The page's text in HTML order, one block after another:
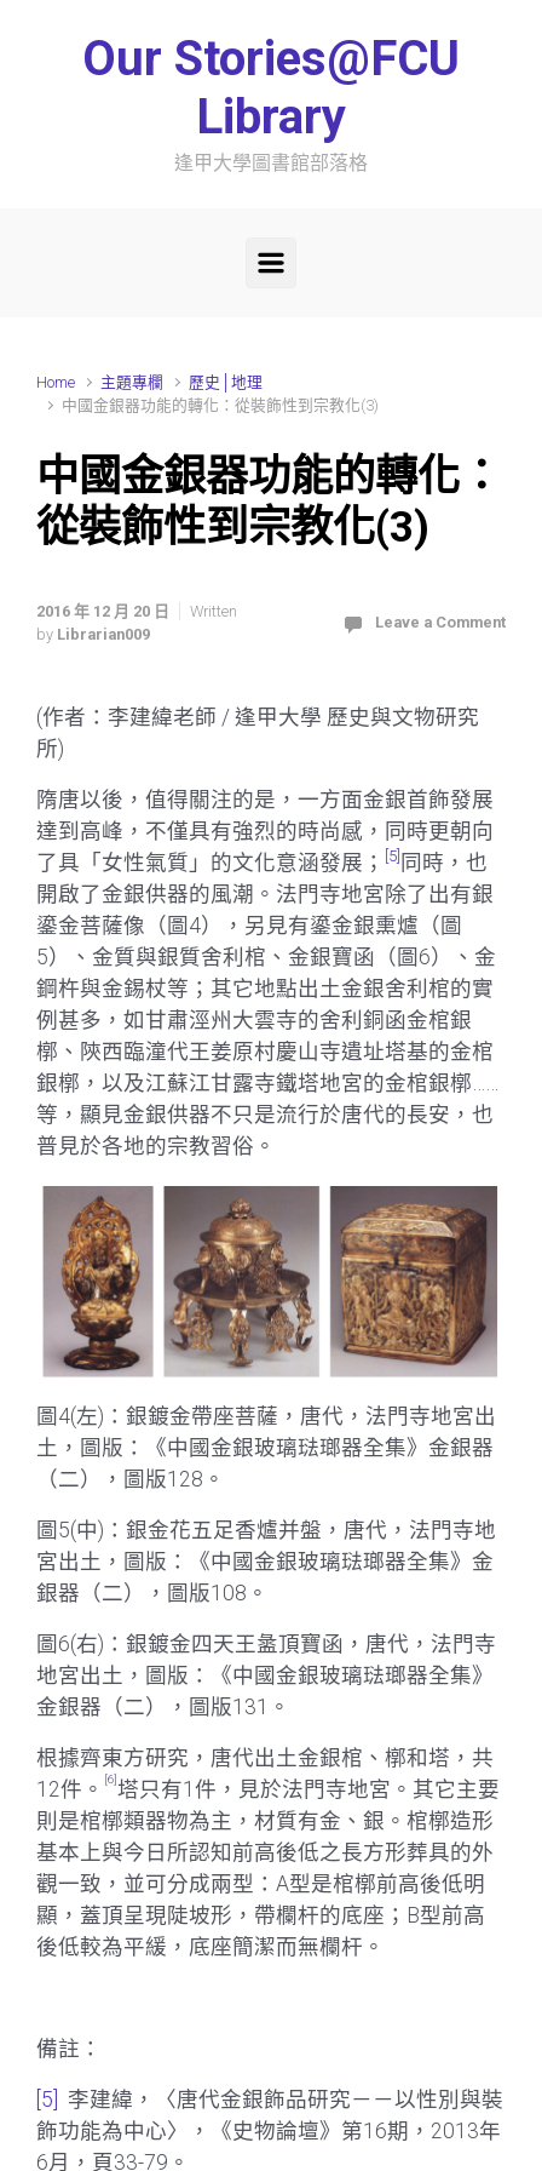
Our Stories@FCU
Library
逢甲大學圖書館部落格
Home 主題專欄
歷史│地理
中國金銀器功能的轉化：從裝飾性到宗教化(3)
中國金銀器功能的轉化：
從裝飾性到宗教化(3)
2016 年 12 月 20 日
Written
by Librarian009
Leave a Comment
(作者：李建緯老師 / 逢甲大學 歷史與文物研究
所)
隋唐以後，值得關注的是，一方面金銀首飾發展
達到高峰，不僅具有強烈的時尚感，同時更朝向
了具「女性氣質」的文化意涵發展；
[5] 同時，也
開啟了金銀供器的風潮。法門寺地宮除了出有銀
鎏金菩薩像（圖4），另見有鎏金銀熏爐（圖
5）、金質與銀質舍利棺、金銀寶函（圖6）、金
鋼杵與金錫杖等；其它地點出土金銀舍利棺的實
例甚多，如甘肅涇州大雲寺的舍利銅函金棺銀
槨、陝西臨潼代王姜原村慶山寺遺址塔基的金棺
銀槨，以及江蘇江甘露寺鐵塔地宮的金棺銀槨……
等，顯見金銀供器不只是流行於唐代的長安，也
普見於各地的宗教習俗。
圖4(左)：銀鍍金帶座菩薩，唐代，法門寺地宮出
土，圖版：《中國金銀玻璃琺瑯器全集》金銀器
（二），圖版128。
圖5(中)：銀金花五足香爐并盤，唐代，法門寺地
宮出土，圖版：《中國金銀玻璃琺瑯器全集》金
銀器（二），圖版108。
圖6(右)：銀鍍金四天王盝頂寶函，唐代，法門寺
地宮出土，圖版：《中國金銀玻璃琺瑯器全集》
金銀器（二），圖版131。
根據齊東方研究，唐代出土金銀棺、槨和塔，共
12件。
[6]塔只有1件，見於法門寺地宮。其它主要
則是棺槨類器物為主，材質有金、銀。棺槨造形
基本上與今日所認知前高後低之長方形葬具的外
觀一致，並可分成兩型：A型是棺槨前高後低明
顯，蓋頂呈現陡坡形，帶欄杆的底座；B型前高
後低較為平緩，底座簡潔而無欄杆。
備註：
[5]
李建緯，〈唐代金銀飾品研究－－以性別與裝
飾功能為中心〉，《史物論壇》第16期，2013年
6月，頁33-79。